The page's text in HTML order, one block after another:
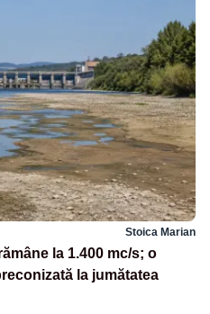
Stoica Marian
la 1.400 mc/s; o
la jumătatea